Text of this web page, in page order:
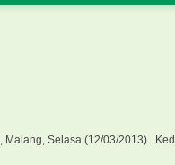
Selasa (12/03/2013) .